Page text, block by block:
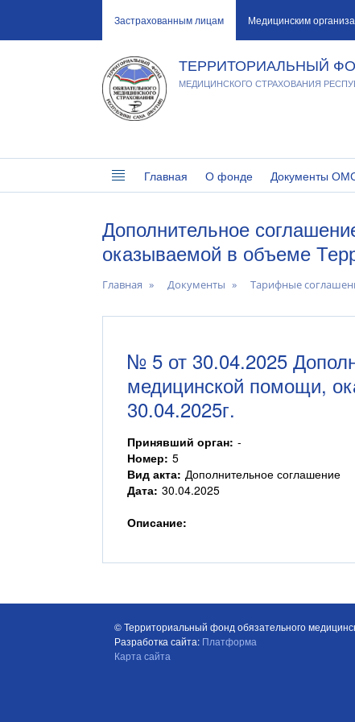
Застрахованным лицам Медицинским
ТЕРРИТОРИАЛЬНЫЙ
МЕДИЦИНСКОГО СТРАХОВАНИЯ
Главная О фонде Документы
Дополнительное
оказываемой в объеме
Главная Документы Тарифные
№ 5 от 30.04.2025
медицинской помощи,
30.04.2025г.
Принявший орган: -
Номер: 5
Вид акта: Дополнительное соглашение
Дата: 30.04.2025
Описание:
© Территориальный фонд обязательного
Разработка сайта: Платформа
Карта сайта